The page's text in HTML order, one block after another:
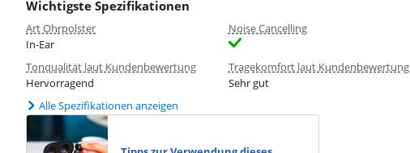
Wichtigste Spezifikationen
Art Ohrpolster
In-Ear
Noise Cancelling
Tonqualität laut Kundenbewertung
Hervorragend
Tragekomfort laut Kundenbewertung
Sehr gut
Alle Spezifikationen anzeigen